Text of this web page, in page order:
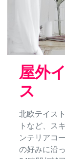
屋外
ス
北欧テイス
トなど、ス
ンテリアコ
の好みに沿